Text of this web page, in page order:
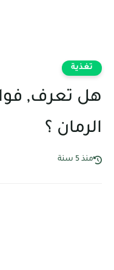
تغذية
هل تعرف,
الرمان ؟
منذ 5 سنة